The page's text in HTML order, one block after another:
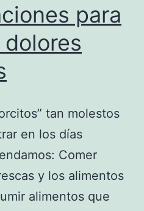
para
tan molestos
en los días
Comer
y los alimentos
alimentos que